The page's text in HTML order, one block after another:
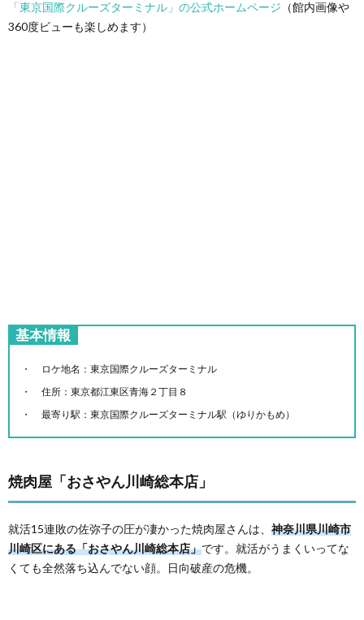
「東京国際クルーズターミナル」の公式ホームページ （館内画像や
360度ビューも楽しめます）
基本情報
ロケ地名：東京国際クルーズターミナル
住所：東京都江東区青海２丁目８
最寄り駅：東京国際クルーズターミナル駅（ゆりかもめ）
焼肉屋「おさやん川崎総本店」
就活15連敗の佐弥子の圧が凄かった焼肉屋さんは、 神奈川県川崎市
川崎区にある「おさやん川崎総本店」です。就活がうまくいってな
くても全然落ち込んでない顔。日向破産の危機。